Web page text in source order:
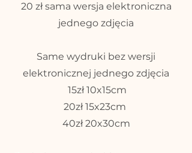
20 zł sama wersja elektroniczna
jednego zdjęcia
Same wydruki bez wersji
elektronicznej jednego zdjęcia
15zł 10x15cm
20zł 15x23cm
40zł 20x30cm